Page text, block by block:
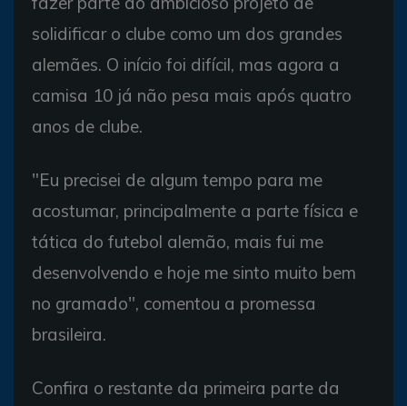
solidificar o clube como um dos grandes
alemães. O início foi difícil, mas agora a
camisa 10 já não pesa mais após quatro
anos de clube.
"Eu precisei de algum tempo para me
acostumar, principalmente a parte física e
tática do futebol alemão, mais fui me
desenvolvendo e hoje me sinto muito bem
no gramado", comentou a promessa
brasileira.
Confira o restante da primeira parte da